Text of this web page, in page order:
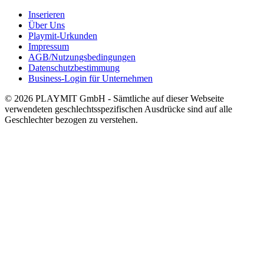
Inserieren
Über Uns
Playmit-Urkunden
Impressum
AGB/Nutzungsbedingungen
Datenschutzbestimmung
Business-Login für Unternehmen
© 2026 PLAYMIT GmbH - Sämtliche auf dieser Webseite
verwendeten geschlechtsspezifischen Ausdrücke sind auf alle
Geschlechter bezogen zu verstehen.